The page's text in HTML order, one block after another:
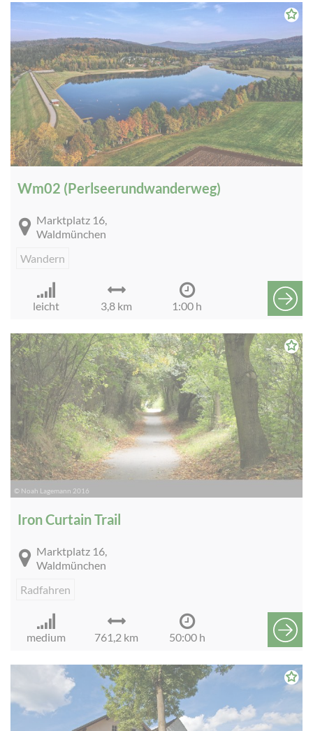
Wm02 (Perlseerundwanderweg)
Marktplatz 16,
Waldmünchen
Wandern
leicht 3,8 km 1:00 h
© Noah Lagemann 2016
Iron Curtain Trail
Marktplatz 16,
Waldmünchen
Radfahren
medium 761,2 km 50:00 h